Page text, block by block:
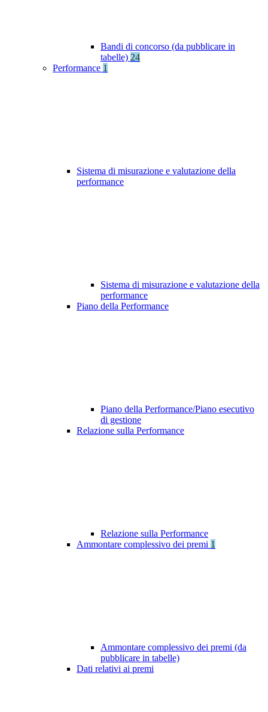
Bandi di concorso (da pubblicare in
tabelle) 24
Performance 1
Sistema di misurazione e valutazione della
performance
Sistema di misurazione e valutazione della
performance
Piano della Performance
Piano della Performance/Piano esecutivo
di gestione
Relazione sulla Performance
Relazione sulla Performance
Ammontare complessivo dei premi 1
Ammontare complessivo dei premi (da
pubblicare in tabelle)
Dati relativi ai premi